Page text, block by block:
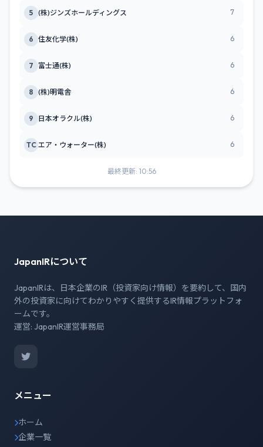
5 (株)ジンズホールディングス 7
6 住友化学(株) 6
7 富士通(株) 6
8 (株)明電舎 6
9 日本オラクル(株) 6
TC エア・ウォーター(株) 6
最終更新: 10:56
JapanIRについて
JapanIRは、日本企業のIR（投資家向け情報）を要約して、国内
外の投資家に向けてわかりやすく提供するIR情報プラットフォ
ームです。
運営: JapanIR運営事務局
メニュー
ホーム
企業一覧